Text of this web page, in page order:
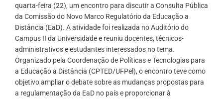
quarta-feira (22), um encontro para discutir a Consulta Pública
da Comissão do Novo Marco Regulatório da Educação a
Distância (EaD). A atividade foi realizada no Auditório do
Campus II da Universidade e reuniu docentes, técnicos-
administrativos e estudantes interessados no tema.
Organizado pela Coordenação de Políticas e Tecnologias para
a Educação a Distância (CPTED/UFPel), o encontro teve como
objetivo ampliar o debate sobre as mudanças propostas para
a regulamentação da EaD no país e proporcionar à